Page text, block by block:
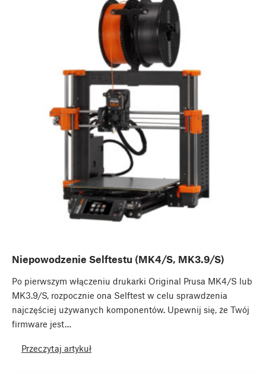
Niepowodzenie Selftestu (MK4/S, MK3.9/S)
Po pierwszym włączeniu drukarki Original Prusa MK4/S lub
MK3.9/S, rozpocznie ona Selftest w celu sprawdzenia
najczęściej używanych komponentów. Upewnij się, że Twój
firmware jest…
Przeczytaj artykuł